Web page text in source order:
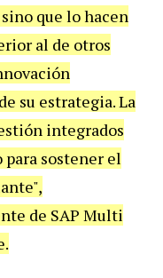
que lo hacen
al de otros
su estrategia. La
integrados
para sostener el
de SAP Multi